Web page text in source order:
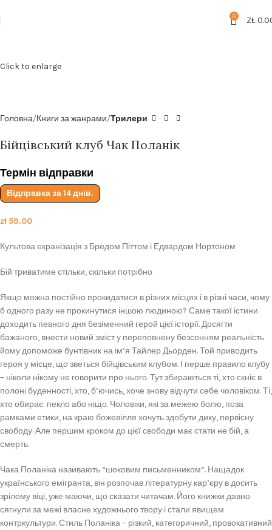
0 ZŁ
Click to enlarge
Головна Книги за жанрами Трилери
Бійцівський клуб Чак Поланік
Термін відправки
Відправка за 14 днів.
zł 59.00
Культова екранізація з Бредом Піттом і Едвардом Нортоном
Бій триватиме стільки, скільки потрібно
Якщо можна постійно прокидатися в різних місцях і в різні часи, чому
б одного разу не прокинутися іншою людиною? Саме такої істини
доходить певного дня безіменний герой цієї історії. Досягти
бажаного, внести новий зміст у переповнену безсонням реальність
йому допоможе бунтівник на ім’я Тайлер Дьорден. Той приводить
героя у місце, що зветься бійцівським клубом. І перше правило клубу
– ніколи нікому не говорити про нього. Тут збираються ті, хто скніє в
полоні буденності, хто, б’ючись, хоче знову відчути себе чоловіком. Ті,
хто обирає: пекло або ніщо. Чоловіки, які за межею болю, поза
рамками етики, на краю божевілля хочуть здобути дику, первісну
свободу. Але першим кроком до цієї свободи має стати не бій, а
смерть.
Чака Поланіка називають “шоковим письменником”. Нащадок
українського емігранта, він розпочав літературну кар’єру в досить
зрілому віці, уже маючи, що сказати читачам. Його книжки давно
сягнули за межі власне художнього твору і стали явищем
контркультури. Стиль Поланіка – різкий, категоричний, провокативний